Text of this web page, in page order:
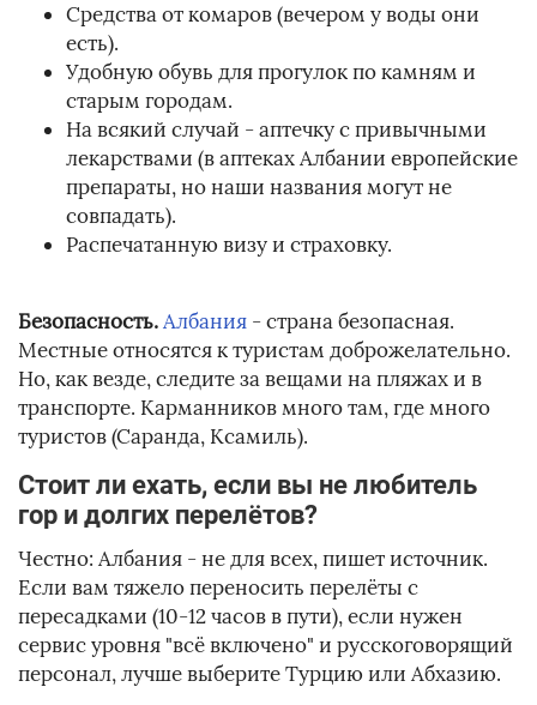
Средства от комаров (вечером у воды они
есть).
Удобную обувь для прогулок по камням и
старым городам.
На всякий случай - аптечку с привычными
лекарствами (в аптеках Албании европейские
препараты, но наши названия могут не
совпадать).
Распечатанную визу и страховку.
Безопасность.Албания - страна безопасная.
Местные относятся к туристам доброжелательно.
Но, как везде, следите за вещами на пляжах и в
транспорте. Карманников много там, где много
туристов (Саранда, Ксамиль).
Стоит ли ехать, если вы не любитель
гор и долгих перелётов?
Честно: Албания - не для всех, пишет источник.
Если вам тяжело переносить перелёты с
пересадками (10-12 часов в пути), если нужен
сервис уровня "всё включено" и русскоговорящий
персонал, лучше выберите Турцию или Абхазию.